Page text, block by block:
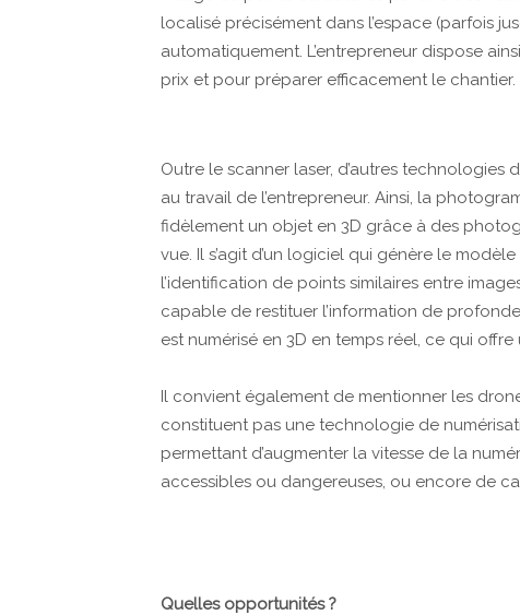
localisé précisément dans l’espace (parfois
automatiquement. L’entrepreneur dispose
prix et pour préparer efficacement le chantier.
Outre le scanner laser, d’autres
au travail de l’entrepreneur. Ainsi, la
fidèlement un objet en 3D grâce à des
vue. Il s’agit d’un logiciel qui génère le
l’identification de points similaires entre
capable de restituer l’information de
est numérisé en 3D en temps réel, ce qui
Il convient également de mentionner les
constituent pas une technologie de
permettant d’augmenter la vitesse de la
accessibles ou dangereuses, ou encore de
Quelles opportunités ?